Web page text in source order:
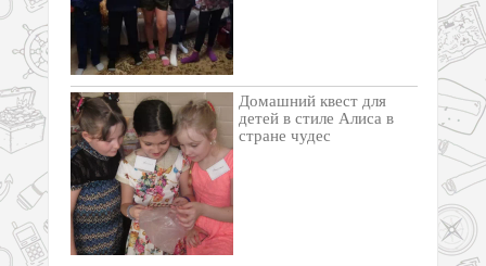
Домашний квест для
детей в стиле Алиса в
стране чудес